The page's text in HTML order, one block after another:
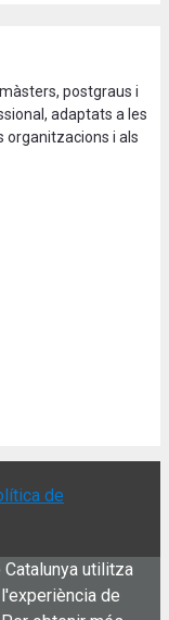
postgraus i
adaptats a les
organitzacions i als
de
utilitza
de